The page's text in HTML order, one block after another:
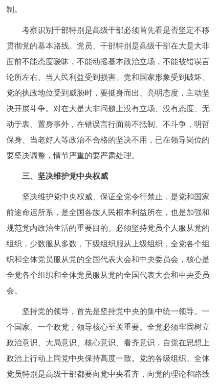
制。
考察识别干部特别是高级干部必须首先看是否坚定不移
贯彻党的基本路线。党员、干部特别是高级干部在大是大非
面前不能态度暧昧，不能动摇基本政治立场，不能被错误言
论所左右。当人民利益受到损害、党和国家形象受到破坏、
党的执政地位受到威胁时，要挺身而出、亮明态度，主动坚
决开展斗争。对在大是大非问题上没有立场、没有态度、无
动于衷、置身事外，在错误言行面前不抵制、不斗争，明哲
保身、当老好人等政治不合格的坚决不用，已在领导岗位的
要坚决调整，情节严重的要严肃处理。
三、坚决维护党中央权威
坚决维护党中央权威、保证全党令行禁止，是党和国家
前途命运所系，是全国各族人民根本利益所在，也是加强和
规范党内政治生活的重要目的。必须坚持党员个人服从党的
组织，少数服从多数，下级组织服从上级组织，全党各个组
织和全体党员服从党的全国代表大会和中央委员会，核心是
全党各个组织和全体党员服从党的全国代表大会和中央委员
会。
坚持党的领导，首先是坚持党中央的集中统一领导。一
个国家、一个政党，领导核心至关重要。全党必须牢固树立
政治意识、大局意识、核心意识、看齐意识，自觉在思想上
政治上行动上同党中央保持高度一致。党的各级组织、全体
党员特别是高级干部都要向党中央看齐，向党的理论和路线